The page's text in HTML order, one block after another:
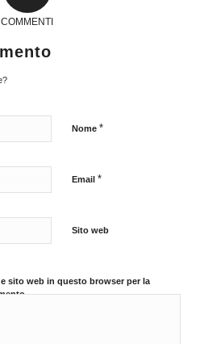
COMMENTI
Nome *
Email *
Sito web
sito web in questo browser per la